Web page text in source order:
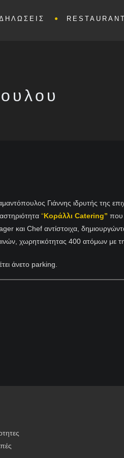
RESTAURANT
Γιάννης ιδρυτής της
“Κοράλλι Catering” που
και Chef αντίστοιχα,
χωρητικότητας 400 ατόμων με
άνετο parking.